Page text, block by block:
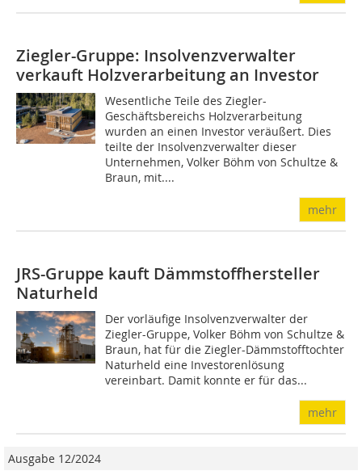
Ziegler-Gruppe: Insolvenzverwalter
verkauft Holzverarbeitung an Investor
Wesentliche Teile des Ziegler-
Geschäftsbereichs Holzverarbeitung
wurden an einen Investor veräußert. Dies
teilte der Insolvenzverwalter dieser
Unternehmen, Volker Böhm von Schultze &
Braun, mit....
mehr
JRS-Gruppe kauft Dämmstoffhersteller
Naturheld
Der vorläufige Insolvenzverwalter der
Ziegler-Gruppe, Volker Böhm von Schultze &
Braun, hat für die Ziegler-Dämmstofftochter
Naturheld eine Investorenlösung
vereinbart. Damit konnte er für das...
mehr
Ausgabe 12/2024